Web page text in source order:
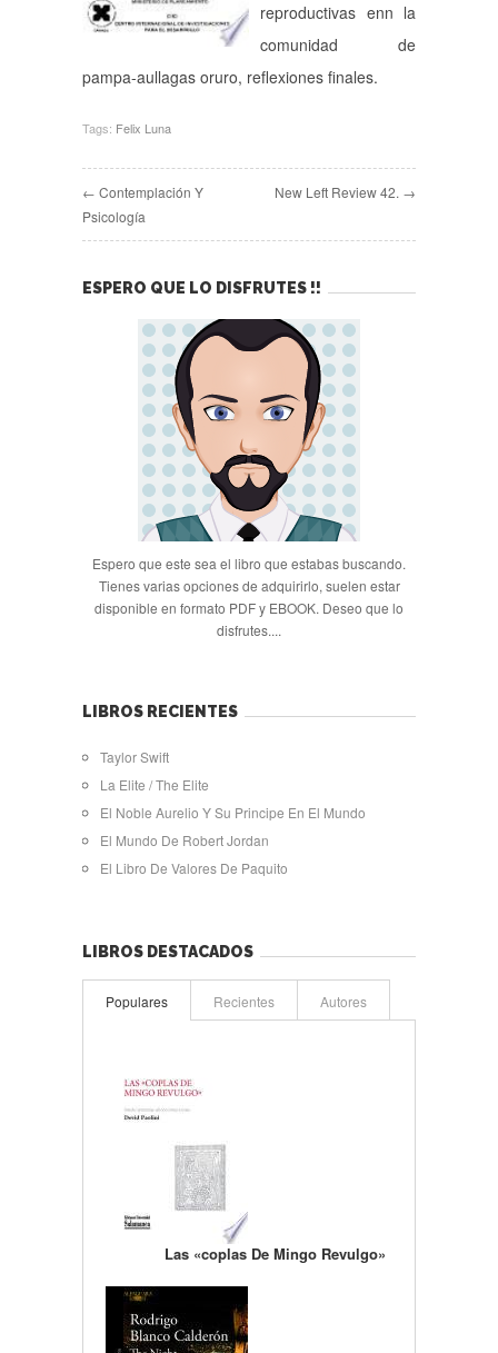
reproductivas enn la
comunidad de
pampa-aullagas oruro, reflexiones finales.
Tags: Felix Luna
← Contemplación Y
Psicología
New Left Review 42. →
ESPERO QUE LO DISFRUTES !!
Espero que este sea el libro que estabas buscando.
Tienes varias opciones de adquirirlo, suelen estar
disponible en formato PDF y EBOOK. Deseo que lo
disfrutes....
LIBROS RECIENTES
Taylor Swift
La Elite / The Elite
El Noble Aurelio Y Su Principe En El Mundo
El Mundo De Robert Jordan
El Libro De Valores De Paquito
LIBROS DESTACADOS
Populares Recientes Autores
Las «coplas De Mingo Revulgo»